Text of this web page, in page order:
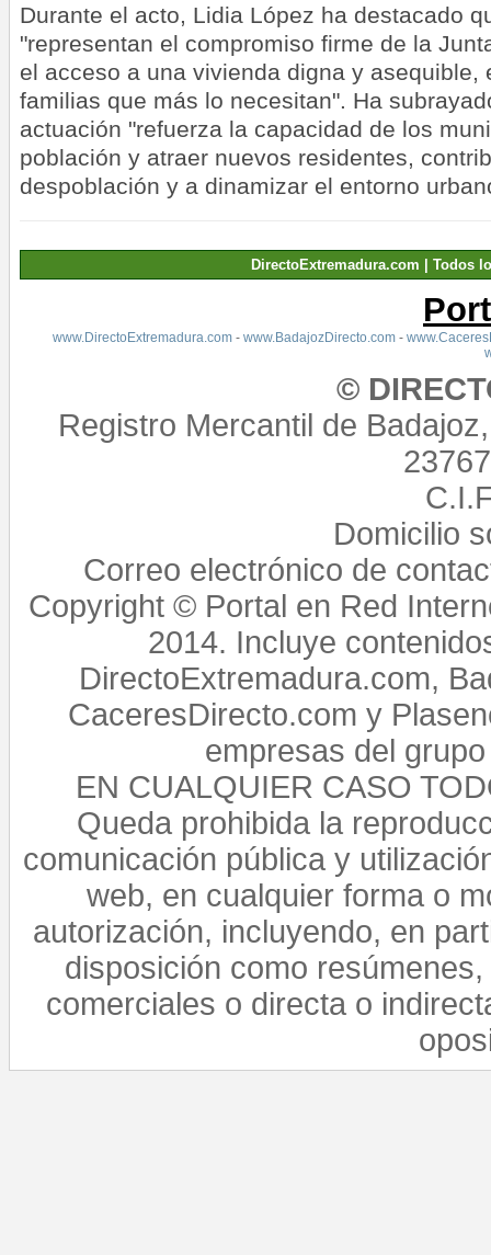
Durante el acto, Lidia López ha destacado
"representan el compromiso firme de la
el acceso a una vivienda digna y asequible,
familias que más lo necesitan". Ha
actuación "refuerza la capacidad de los
población y atraer nuevos residentes,
despoblación y a dinamizar el entorno
DirectoExtremadura.com | Todos
www.DirectoExtremadura.com- www.BadajozDirecto.com-
©
Registro Mercantil de
Domicilio
Correo electrónico de
Copyright © Portal en Red
2014. Incluye
DirectoExtremadura.com,
CaceresDirecto.com y
empresas del
EN CUALQUIER CASO
Queda prohibida la
comunicación pública y
web, en cualquier forma o
autorización, incluyendo, en
disposición como
comerciales o directa o